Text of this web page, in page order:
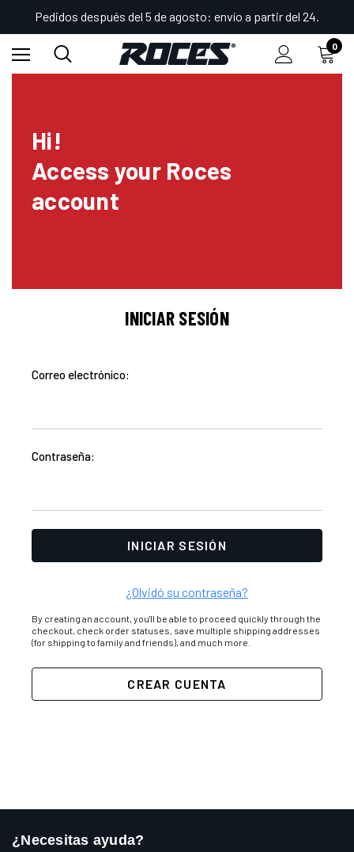
Pedidos después del 5 de agosto: envío a partir del 24.
0
Hi!
Access your Roces
account
INICIAR SESIÓN
Correo electrónico:
Contraseña:
¿Olvidó su contraseña?
By creating an account, you'll be able to proceed quickly through the
checkout, check order statuses, save multiple shipping addresses
(for shipping to family and friends), and much more.
CREAR CUENTA
¿Necesitas ayuda?